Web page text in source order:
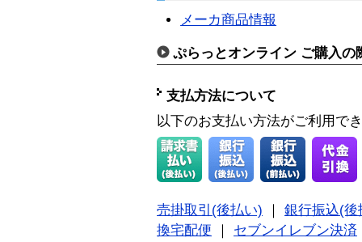
メーカ商品情報
ぷらっとオンライン ご購入の
支払方法について
以下のお支払い方法がご利用で
売掛取引(後払い)
銀行振込(後
換宅配便
セブンイレブン決済